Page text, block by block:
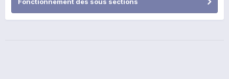
Fonctionnement des sous sections